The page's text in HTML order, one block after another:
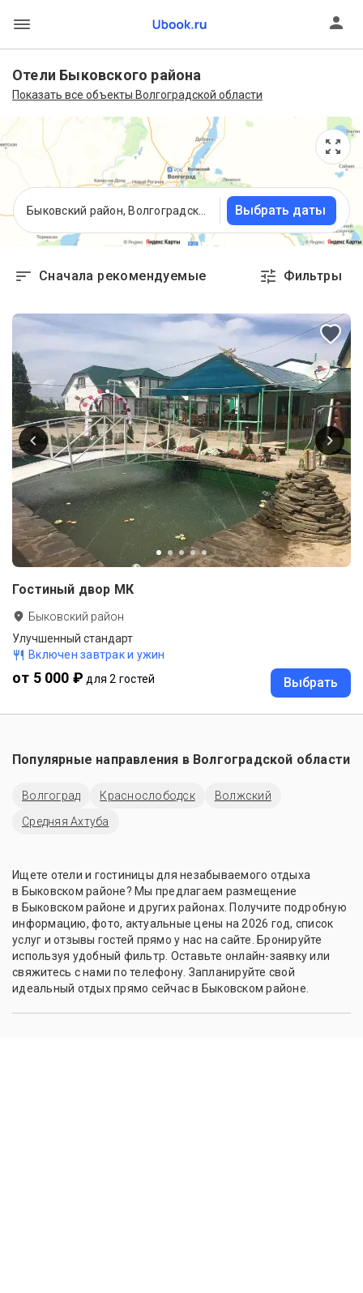
Отели Быковского района
Показать все объекты Волгоградской области
Выбрать даты
Сначала рекомендуемые Фильтры
Гостиный двор МК
Быковский район
Улучшенный стандарт
Включен завтрак и ужин
от 5 000 ₽ для 2 гостей Выбрать
Популярные направления в Волгоградской области
Волгоград Краснослободск
Волжский
Средняя Ахтуба
Ищете отели и гостиницы для незабываемого отдыха
в Быковском районе? Мы предлагаем размещение
в Быковском районе и других районах. Получите подробную
информацию, фото, актуальные цены на 2026 год, список
услуг и отзывы гостей прямо у нас на сайте. Бронируйте
используя удобный фильтр. Оставьте онлайн-заявку или
свяжитесь с нами по телефону. Запланируйте свой
идеальный отдых прямо сейчас в Быковском районе.